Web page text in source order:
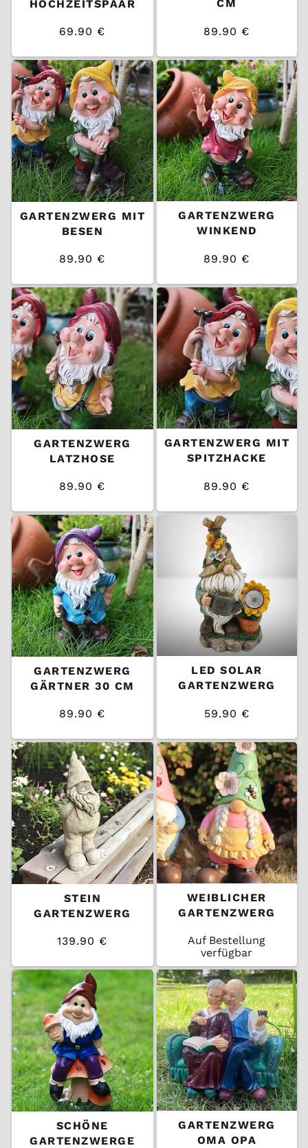
HOCHZEITSPAAR
69.90 €
Preis
/
EINZELPREIS
CM
89.90 €
Preis
/
EINZELPREIS
GARTENZWERG MIT
BESEN
89.90 €
Preis
/
EINZELPREIS
GARTENZWERG
WINKEND
89.90 €
Preis
/
EINZELPREIS
GARTENZWERG
LATZHOSE
89.90 €
Preis
/
EINZELPREIS
GARTENZWERG MIT
SPITZHACKE
89.90 €
Preis
/
EINZELPREIS
GARTENZWERG
GÄRTNER 30 CM
89.90 €
Preis
/
EINZELPREIS
LED SOLAR
GARTENZWERG
59.90 €
Preis
/
EINZELPREIS
STEIN
GARTENZWERG
139.90 €
Preis
/
EINZELPREIS
WEIBLICHER
GARTENZWERG
Auf Bestellung
verfügbar
SCHÖNE
GARTENZWERGE
GARTENZWERG
OMA OPA